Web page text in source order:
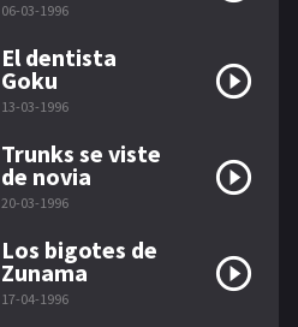
06-03-1996
El dentista
Goku
13-03-1996
Trunks se viste
de novia
20-03-1996
Los bigotes de
Zunama
17-04-1996